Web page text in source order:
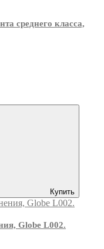
среднего класса,
Купить
Globe L002.